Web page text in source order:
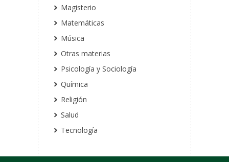
Magisterio
Matemáticas
Música
Otras materias
Psicología y Sociología
Química
Religión
Salud
Tecnología